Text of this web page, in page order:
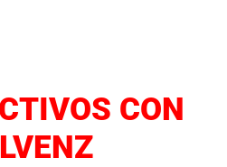
para compartir
recursos de
oficiales de apoyo
ayudar?
CON